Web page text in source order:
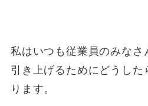
私はいつも従業員のみなさ
引き上げるためにどうした
ります。